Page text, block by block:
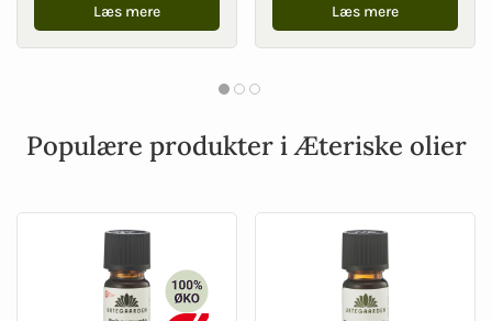
Læs mere Læs mere
Populære produkter i Æteriske olier